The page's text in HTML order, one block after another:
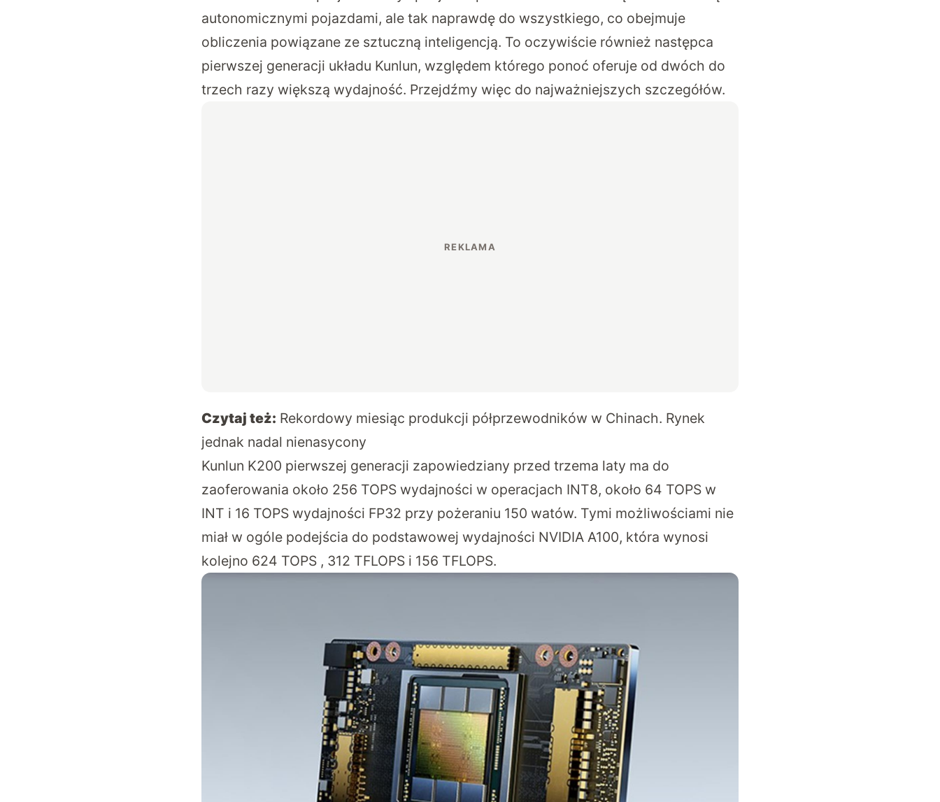
autonomicznymi pojazdami, ale tak naprawdę do wszystkiego, co obejmuje
obliczenia powiązane ze sztuczną inteligencją. To oczywiście również następca
pierwszej generacji układu Kunlun, względem którego ponoć oferuje od dwóch do
trzech razy większą wydajność. Przejdźmy więc do najważniejszych szczegółów.
Czytaj też: Rekordowy miesiąc produkcji półprzewodników w Chinach. Rynek
jednak nadal nienasycony
Kunlun K200 pierwszej generacji zapowiedziany przed trzema laty ma do
zaoferowania około 256 TOPS wydajności w operacjach INT8, około 64 TOPS w
INT i 16 TOPS wydajności FP32 przy pożeraniu 150 watów. Tymi możliwościami nie
miał w ogóle podejścia do podstawowej wydajności NVIDIA A100, która wynosi
kolejno 624 TOPS , 312 TFLOPS i 156 TFLOPS.